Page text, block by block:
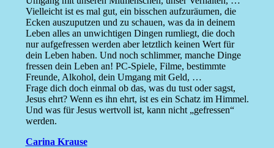
Vielleicht ist es mal gut, ein bisschen aufzuräumen, die
Ecken auszuputzen und zu schauen, was da in deinem
Leben alles an unwichtigen Dingen rumliegt, die doch
nur aufgefressen werden aber letztlich keinen Wert für
dein Leben haben. Und noch schlimmer, manche Dinge
fressen dein Leben an! PC-Spiele, Filme, bestimmte
Freunde, Alkohol, dein Umgang mit Geld, …
Frage dich doch einmal ob das, was du tust oder sagst,
Jesus ehrt? Wenn es ihn ehrt, ist es ein Schatz im Himmel.
Und was für Jesus wertvoll ist, kann nicht „gefressen“
werden.
Carina Krause